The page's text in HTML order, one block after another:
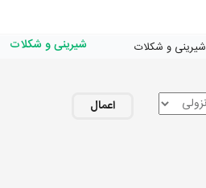
شیرینی و شکلات شیرینی و شکلات
اعمال